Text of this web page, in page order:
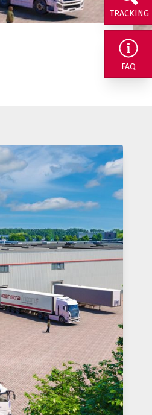
TRACKING
FAQ